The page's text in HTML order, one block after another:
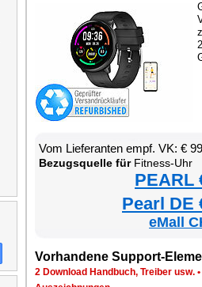
Vom Lieferanten empf. VK: €
Bezugsquelle fürFitness-Uhr
PEARL
Pearl DE
eMall
Vorhandene Support-
2 Download Handbuch, Treiber usw. •